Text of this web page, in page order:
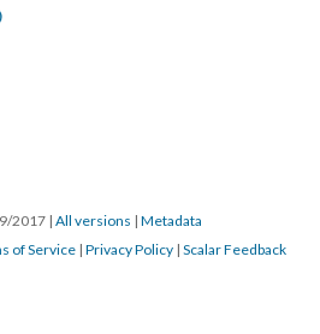
2017 | All versions | Metadata
of Service | Privacy Policy | Scalar Feedback